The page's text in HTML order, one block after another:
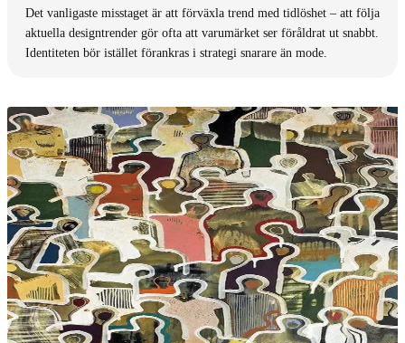
Det vanligaste misstaget är att förväxla trend med tidlöshet – att följa
aktuella designtrender gör ofta att varumärket ser föråldrat ut snabbt.
Identiteten bör istället förankras i strategi snarare än mode.